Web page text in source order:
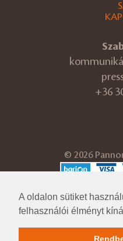
A oldalon sütiket
felhasználói élményt
+36
© 2026